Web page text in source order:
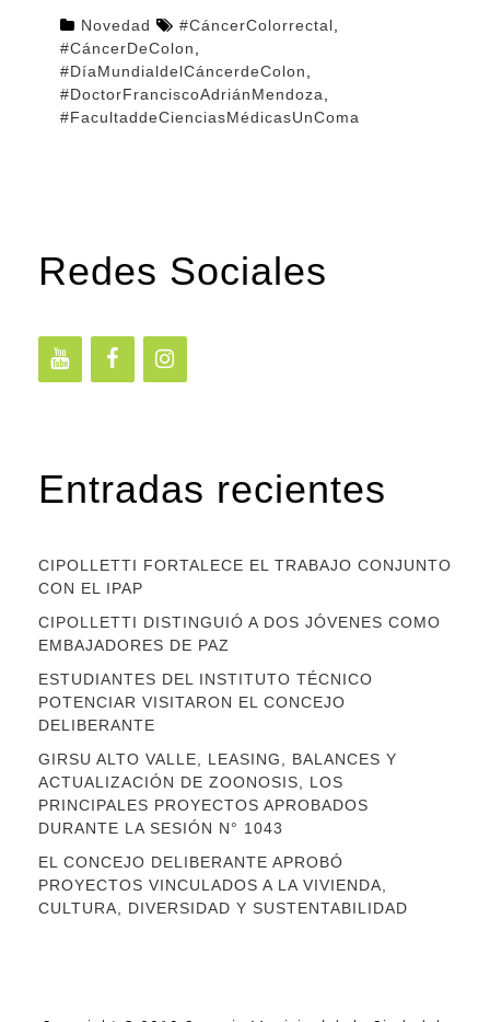
Novedad #CáncerColorrectal
#CáncerDeColon
#DíaMundialdelCáncerdeColon
#DoctorFranciscoAdriánMendoza
#FacultaddeCienciasMédicasUnComa
Redes Sociales
Entradas recientes
CIPOLLETTI FORTALECE EL TRABAJO CONJUNTO
CON EL IPAP
CIPOLLETTI DISTINGUIÓ A DOS JÓVENES COMO
EMBAJADORES DE PAZ
ESTUDIANTES DEL INSTITUTO TÉCNICO
POTENCIAR VISITARON EL CONCEJO
DELIBERANTE
GIRSU ALTO VALLE, LEASING, BALANCES Y
ACTUALIZACIÓN DE ZOONOSIS, LOS
PRINCIPALES PROYECTOS APROBADOS
DURANTE LA SESIÓN N° 1043
EL CONCEJO DELIBERANTE APROBÓ
PROYECTOS VINCULADOS A LA VIVIENDA,
CULTURA, DIVERSIDAD Y SUSTENTABILIDAD